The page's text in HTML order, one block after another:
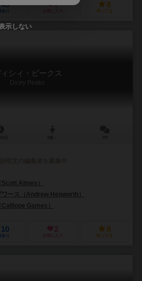
45
あり
7 8
持ってる
シィ・ピークス
Dicey Peaks
Almes）
ワース（Andrew Hepworth）
Games）
10
り
2
お気に入り
8
持ってる
示しない